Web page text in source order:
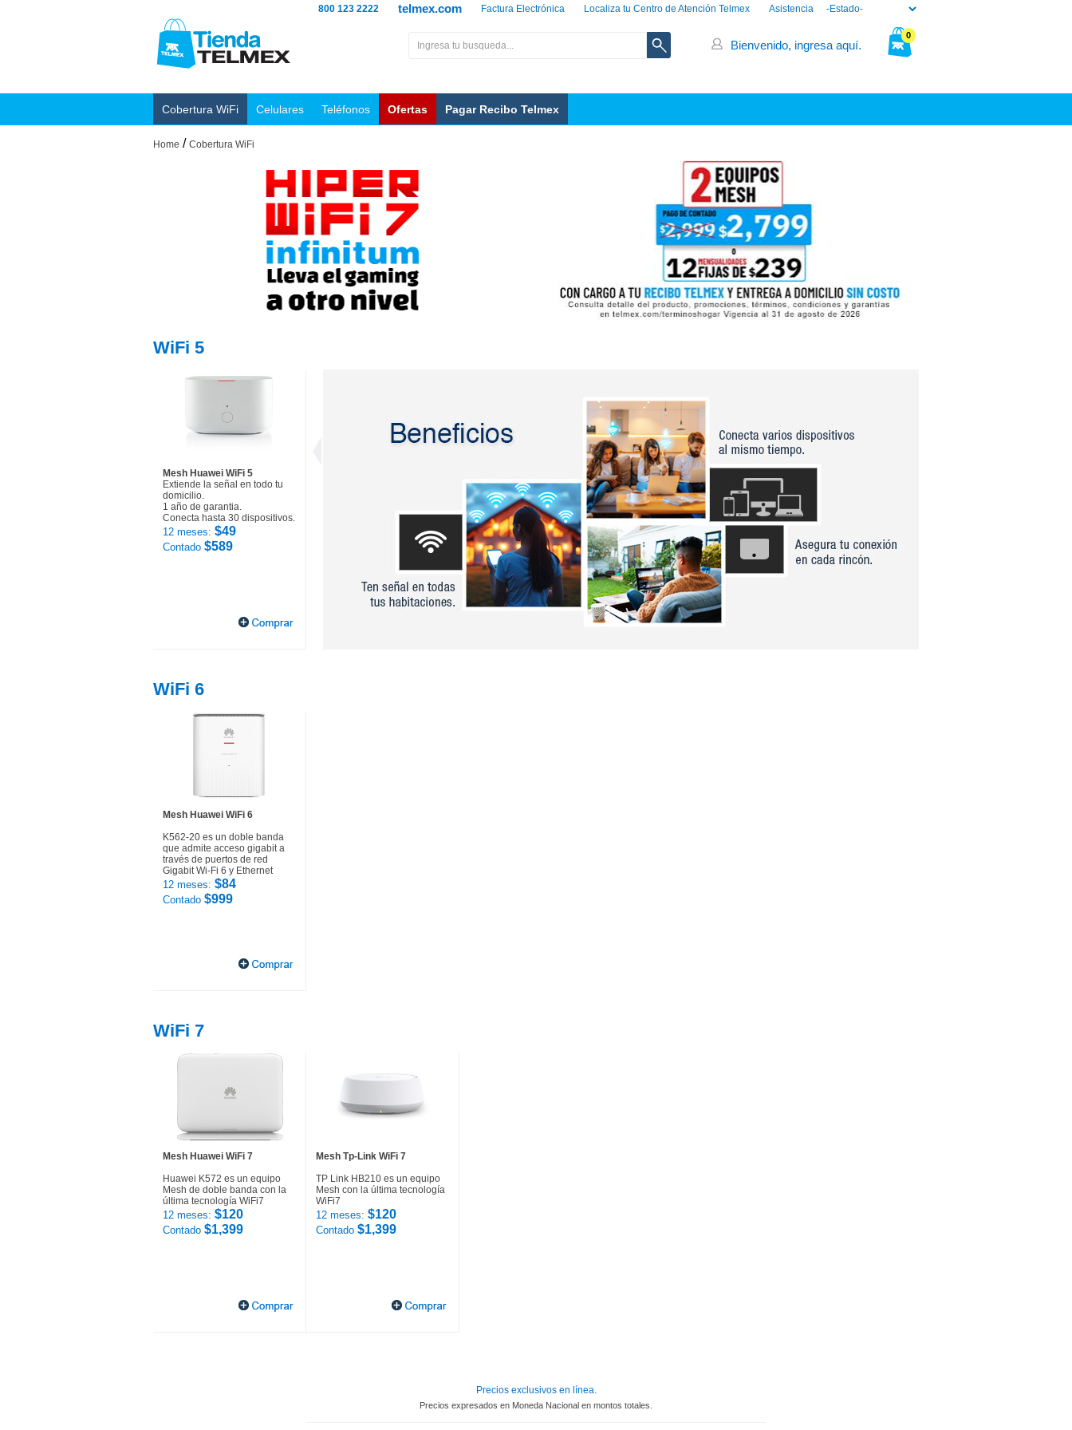
Asistencia
Localiza tu Centro de Atención Telmex
Factura Electrónica
telmex.com
800 123 2222
0
Bienvenido, ingresa aquí.
Cobertura WiFi Celulares Teléfonos Ofertas Pagar Recibo Telmex
Home / Cobertura WiFi
WiFi 5
Mesh Huawei WiFi 5
Extiende la señal en todo tu
domicilio.
1 año de garantia.
Conecta hasta 30 dispositivos.
12 meses: $49
Contado $589
WiFi 6
Mesh Huawei WiFi 6
K562-20 es un doble banda
que admite acceso gigabit a
través de puertos de red
Gigabit Wi-Fi 6 y Ethernet
12 meses: $84
Contado $999
WiFi 7
Mesh Huawei WiFi 7
Huawei K572 es un equipo
Mesh de doble banda con la
última tecnología WiFi7
12 meses: $120
Contado $1,399
Mesh Tp-Link WiFi 7
TP Link HB210 es un equipo
Mesh con la última tecnología
WiFi7
12 meses: $120
Contado $1,399
Precios exclusivos en línea.
Precios expresados en Moneda Nacional en montos totales.